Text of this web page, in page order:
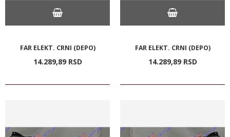
FAR ELEKT. CRNI (DEPO)
14.289,89 RSD
FAR ELEKT. CRNI (DEPO)
14.289,89 RSD